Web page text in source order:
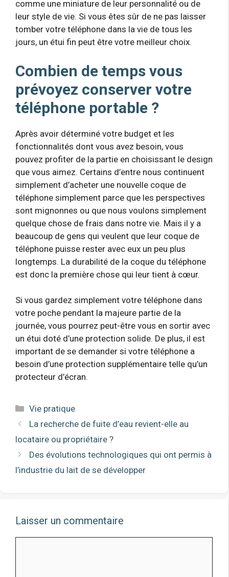
comme une miniature de leur personnalité ou de
leur style de vie. Si vous êtes sûr de ne pas laisser
tomber votre téléphone dans la vie de tous les
jours, un étui fin peut être votre meilleur choix.
Combien de temps vous
prévoyez conserver votre
téléphone portable ?
Après avoir déterminé votre budget et les
fonctionnalités dont vous avez besoin, vous
pouvez profiter de la partie en choisissant le design
que vous aimez. Certains d’entre nous continuent
simplement d’acheter une nouvelle coque de
téléphone simplement parce que les perspectives
sont mignonnes ou que nous voulons simplement
quelque chose de frais dans notre vie. Mais il y a
beaucoup de gens qui veulent que leur coque de
téléphone puisse rester avec eux un peu plus
longtemps. La durabilité de la coque du téléphone
est donc la première chose qui leur tient à cœur.
Si vous gardez simplement votre téléphone dans
votre poche pendant la majeure partie de la
journée, vous pourrez peut-être vous en sortir avec
un étui doté d’une protection solide. De plus, il est
important de se demander si votre téléphone a
besoin d’une protection supplémentaire telle qu’un
protecteur d’écran.
Catégories
Vie pratique
La recherche de fuite d’eau revient-elle au
locataire ou propriétaire ?
Des évolutions technologiques qui ont permis à
l’industrie du lait de se développer
Laisser un commentaire